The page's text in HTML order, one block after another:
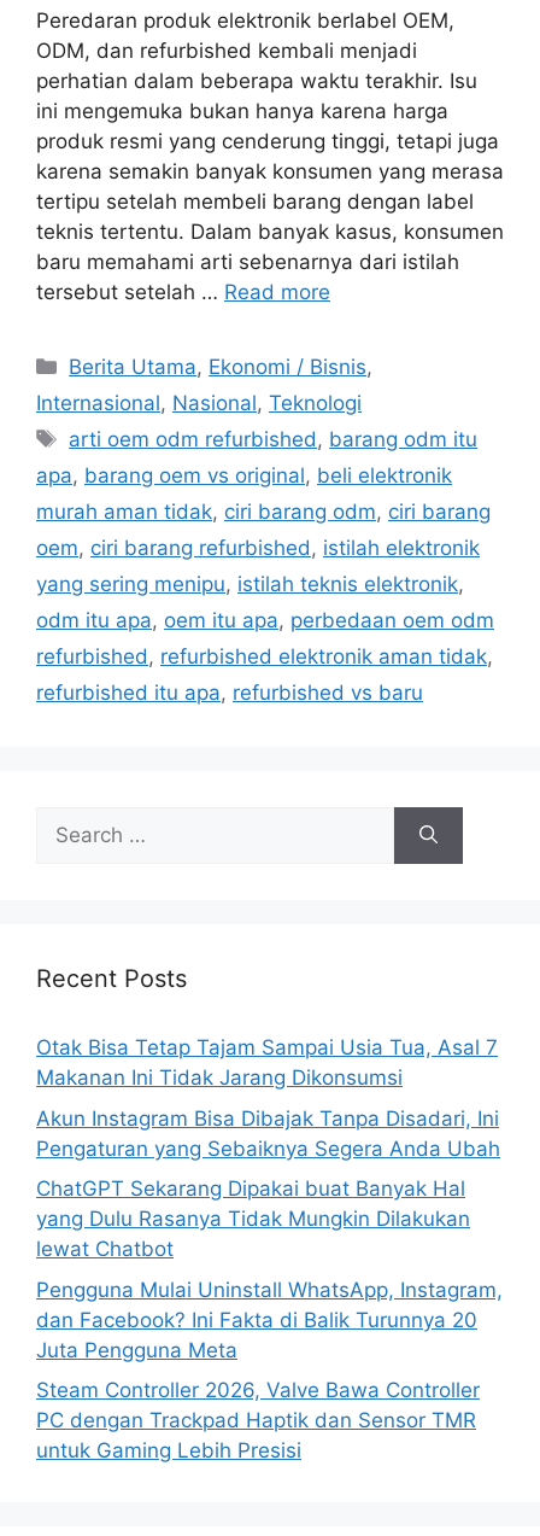
Peredaran produk elektronik berlabel OEM,
ODM, dan refurbished kembali menjadi
perhatian dalam beberapa waktu terakhir. Isu
ini mengemuka bukan hanya karena harga
produk resmi yang cenderung tinggi, tetapi juga
karena semakin banyak konsumen yang merasa
tertipu setelah membeli barang dengan label
teknis tertentu. Dalam banyak kasus, konsumen
baru memahami arti sebenarnya dari istilah
tersebut setelah … Read more
C
a
e
g
o
r
e
s
Berita Utama, Ekonomi / Bisnis,
Internasional, Nasional, Teknologi
T
s
arti oem odm refurbished, barang odm itu
apa, barang oem vs original, beli elektronik
murah aman tidak, ciri barang odm, ciri barang
oem, ciri barang refurbished, istilah elektronik
yang sering menipu, istilah teknis elektronik,
odm itu apa, oem itu apa, perbedaan oem odm
refurbished, refurbished elektronik aman tidak,
refurbished itu apa, refurbished vs baru
h
r
:
Recent Posts
Otak Bisa Tetap Tajam Sampai Usia Tua, Asal 7
Makanan Ini Tidak Jarang Dikonsumsi
Akun Instagram Bisa Dibajak Tanpa Disadari, Ini
Pengaturan yang Sebaiknya Segera Anda Ubah
ChatGPT Sekarang Dipakai buat Banyak Hal
yang Dulu Rasanya Tidak Mungkin Dilakukan
lewat Chatbot
Pengguna Mulai Uninstall WhatsApp, Instagram,
dan Facebook? Ini Fakta di Balik Turunnya 20
Juta Pengguna Meta
Steam Controller 2026, Valve Bawa Controller
PC dengan Trackpad Haptik dan Sensor TMR
untuk Gaming Lebih Presisi